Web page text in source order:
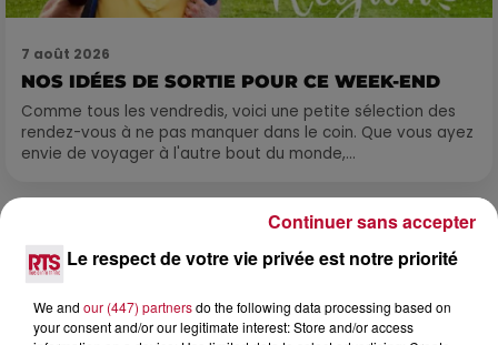
7 août 2026
NOS IDÉES DE SORTIE POUR CE WEEK-END
Comme tous les vendredis, voici une petite sélection des
rendez-vous à ne pas manquer dans le coin. Que vous ayez
envie de voyager à l'autre bout du monde,...
Le respect de votre vie privée est notre priorité
We and our (447) partnersdo the following data processing based on
your consent and/or our legitimate interest: Store and/or access
Continuer sans accepter